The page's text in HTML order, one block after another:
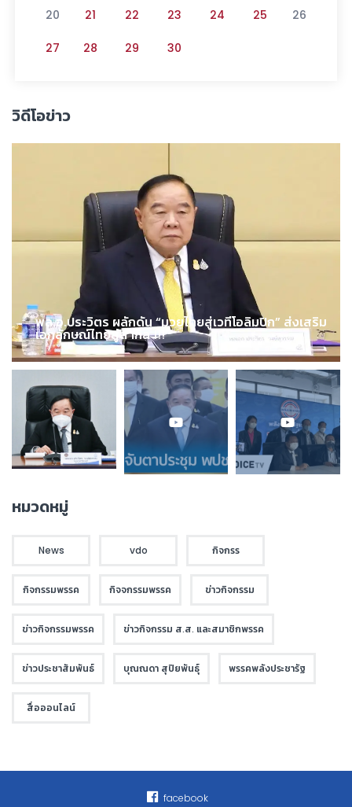
20 21 22 23 24 25 26
27 28 29 30
วิดีโอข่าว
พล.อ.ประวิตร ผลักดัน “มวยไทยสู่เวทีโอลิมปิก” ส่งเสริม
เอกลักษณ์ไทยสู่สากล !!!
หมวดหมู่
News vdo กิจกรร
กิจกรรมพรรค กิจจกรรมพรรค ข่าวกิจกรรม
ข่าวกิจกรรมพรรค ข่าวกิจกรรม ส.ส. และสมาชิกพรรค
ข่าวประชาสัมพันธ์ บุณณดา สุปิยพันธุ์ พรรคพลังประชารัฐ
สื่อออนไลน์
facebook